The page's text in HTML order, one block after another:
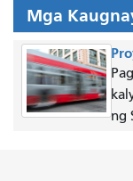
Mga
ng